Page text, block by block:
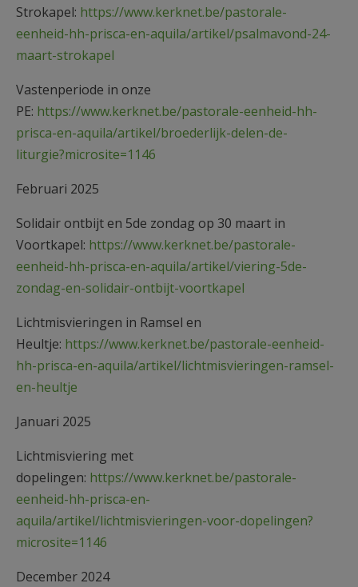
Strokapel: https://www.kerknet.be/pastorale-
eenheid-hh-prisca-en-aquila/artikel/psalmavond-24-
maart-strokapel
Vastenperiode in onze
PE: https://www.kerknet.be/pastorale-eenheid-hh-
prisca-en-aquila/artikel/broederlijk-delen-de-
liturgie?microsite=1146
Februari 2025
Solidair ontbijt en 5de zondag op 30 maart in
Voortkapel: https://www.kerknet.be/pastorale-
eenheid-hh-prisca-en-aquila/artikel/viering-5de-
zondag-en-solidair-ontbijt-voortkapel
Lichtmisvieringen in Ramsel en
Heultje: https://www.kerknet.be/pastorale-eenheid-
hh-prisca-en-aquila/artikel/lichtmisvieringen-ramsel-
en-heultje
Januari 2025
Lichtmisviering met
dopelingen: https://www.kerknet.be/pastorale-
eenheid-hh-prisca-en-
aquila/artikel/lichtmisvieringen-voor-dopelingen?
microsite=1146
December 2024